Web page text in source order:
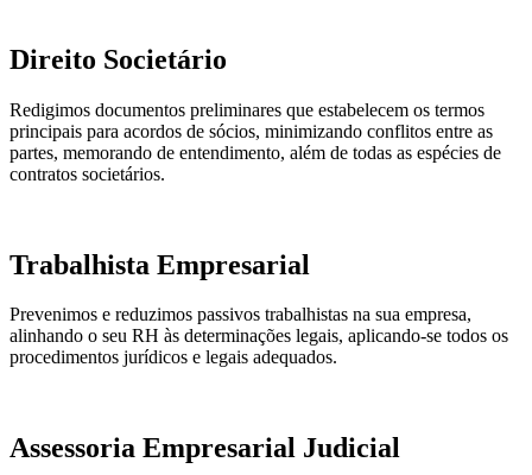
Direito Societário
Redigimos documentos preliminares que estabelecem os termos
principais para acordos de sócios, minimizando conflitos entre as
partes, memorando de entendimento, além de todas as espécies de
contratos societários.
Trabalhista Empresarial
Prevenimos e reduzimos passivos trabalhistas na sua empresa,
alinhando o seu RH às determinações legais, aplicando-se todos os
procedimentos jurídicos e legais adequados.
Assessoria Empresarial Judicial